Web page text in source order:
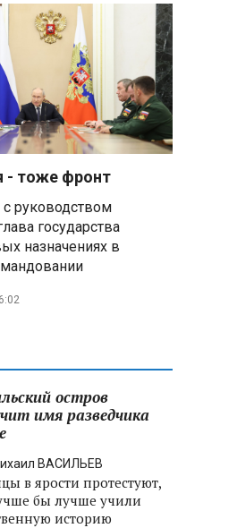
- тоже фронт
руководством
государства
назначениях в
остров
имя разведчика
ВАСИЛЬЕВ
в ярости протестуют,
бы лучше учили
историю